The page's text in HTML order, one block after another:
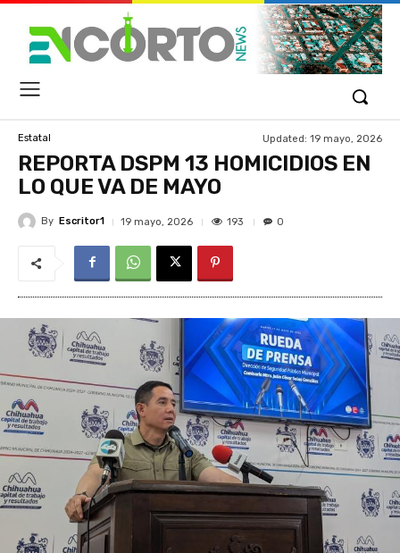
Estatal Updated: 19 mayo, 2026
REPORTA DSPM 13 HOMICIDIOS EN
LO QUE VA DE MAYO
By Escritor1 19 mayo, 2026 193 0